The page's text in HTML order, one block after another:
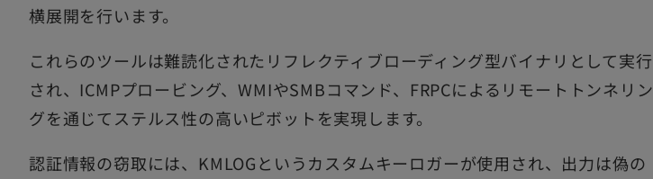
横展開を行います。
これらのツールは難読化されたリフレクティブローディング型バイナリとして実行
され、ICMPプロービング、WMIやSMBコマンド、FRPCによるリモートトンネリン
グを通じてステルス性の高いピボットを実現します。
認証情報の窃取には、KMLOGというカスタムキーロガーが使用され、出力は偽の